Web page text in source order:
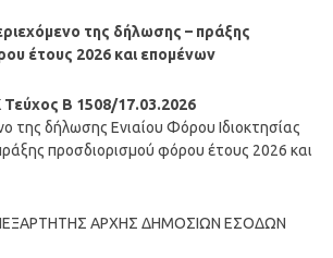
της δήλωσης – πράξης
έτους 2026 και επομένων
Β 1508/17.03.2026
της δήλωσης Ενιαίου Φόρου Ιδιοκτησίας
προσδιορισμού φόρου έτους 2026 και
ΑΡΧΗΣ ΔΗΜΟΣΙΩΝ ΕΣΟΔΩΝ